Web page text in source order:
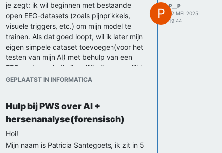
je zegt: ik wil beginnen met bestaande
open EEG-datasets (zoals pijnprikkels,
visuele triggers, etc.) om mijn model te
trainen. Als dat goed loopt, wil ik later mijn
eigen simpele dataset toevoegen(voor het
testen van mijn AI) met behulp van een
EEG-onderzoek die ik zelf(indien mogelijk)
ga uitvoeren en dat zullen eenvoudige
Ik had zelf eerst gedacht aan een neurale
netwerk (bijvoorbeeld via
Tensorflow/Keras), maar jouw suggestie
van een Random Forest met SKlearn is
GEPLAATST IN INFORMATICA
P
P__P
12 MEI 2025
19:44
Hulp bij PWS over AI +
hersenanalyse(forensisch)
Hoi!
Mijn naam is Patricia Santegoets, ik zit in 5